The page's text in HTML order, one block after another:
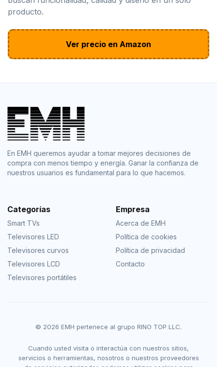
producto.
Ver precio en Amazon
En EMH queremos ayudar a tomar mejores decisiones de
compra con menos tiempo y energía. Ganar la confianza de
nuestros usuarios es fundamental para lo que hacemos.
Categorías
Smart TVs
Televisores LED
Televisores curvos
Televisores LCD
Televisores portátiles
Empresa
Acerca de EMH
Política de cookies
Política de privacidad
Contacto
© 2026 EMH pertenece al grupo RINO TOP LLC.
Cuando usted visita o interactúa con nuestros sitios,
servicios o herramientas, nosotros o nuestros proveedores